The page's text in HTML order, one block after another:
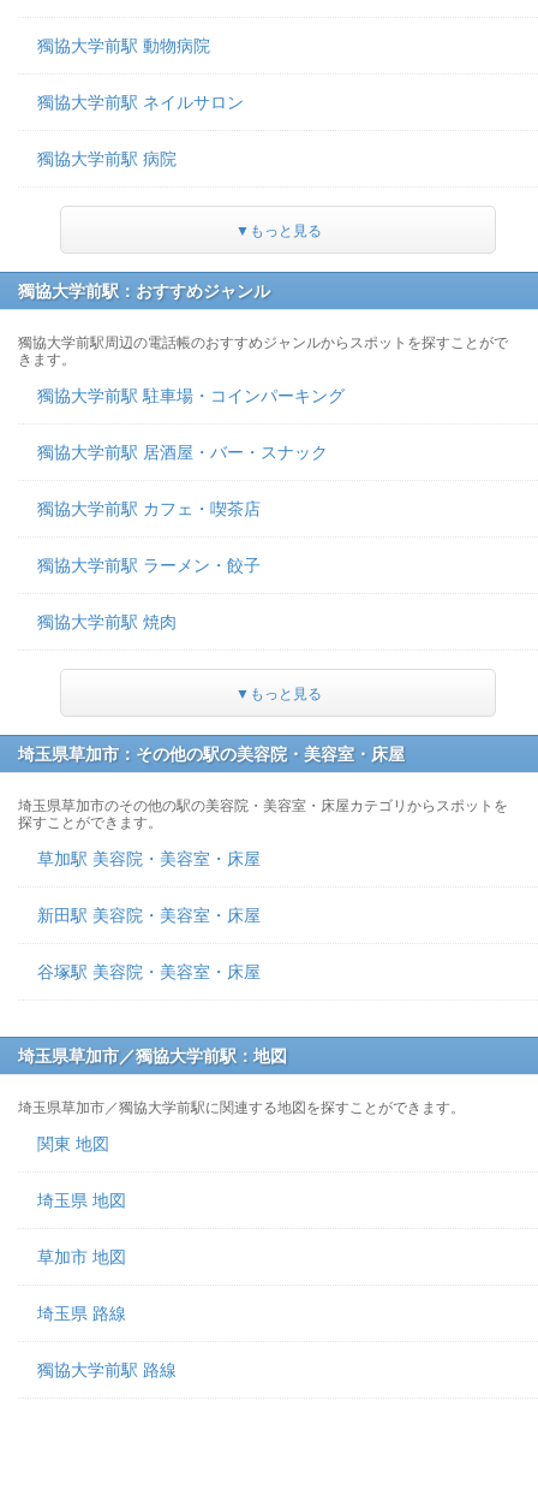
獨協大学前駅 動物病院
獨協大学前駅 ネイルサロン
獨協大学前駅 病院
▼もっと見る
獨協大学前駅：おすすめジャンル
獨協大学前駅周辺の電話帳のおすすめジャンルからスポットを探すことがで
きます。
獨協大学前駅 駐車場・コインパーキング
獨協大学前駅 居酒屋・バー・スナック
獨協大学前駅 カフェ・喫茶店
獨協大学前駅 ラーメン・餃子
獨協大学前駅 焼肉
▼もっと見る
埼玉県草加市：その他の駅の美容院・美容室・床屋
埼玉県草加市のその他の駅の美容院・美容室・床屋カテゴリからスポットを
探すことができます。
草加駅 美容院・美容室・床屋
新田駅 美容院・美容室・床屋
谷塚駅 美容院・美容室・床屋
埼玉県草加市／獨協大学前駅：地図
埼玉県草加市／獨協大学前駅に関連する地図を探すことができます。
関東 地図
埼玉県 地図
草加市 地図
埼玉県 路線
獨協大学前駅 路線